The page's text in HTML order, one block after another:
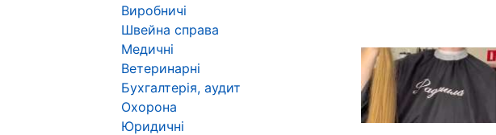
Виробничі
Швейна справа
Медичні
Ветеринарні
Бухгалтерія, аудит
Охорона
Юридичні